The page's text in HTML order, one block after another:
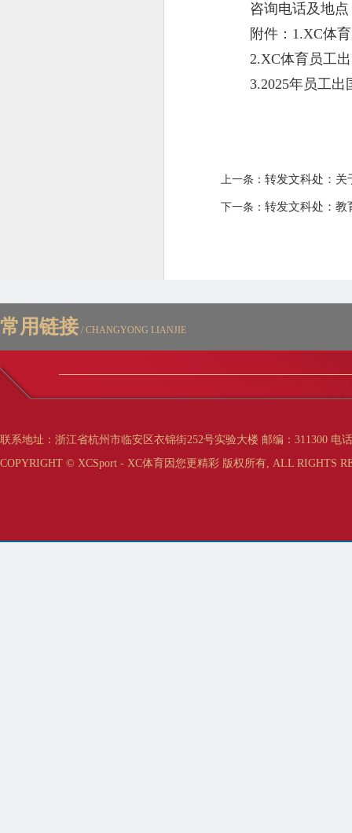
咨询电话及地点
附件：1.XC体
2.XC体育员工
3.2025年员工
上一条： 转发文科处：关
下一条： 转发文科处：教
常用链接 / CHANGYONG LIANJIE
联系地址：浙江省杭州市临安区衣锦街252号实验大楼 邮编：311300 电
COPYRIGHT © XCSport - XC体育因您更精彩 版权所有, ALL RIGHTS